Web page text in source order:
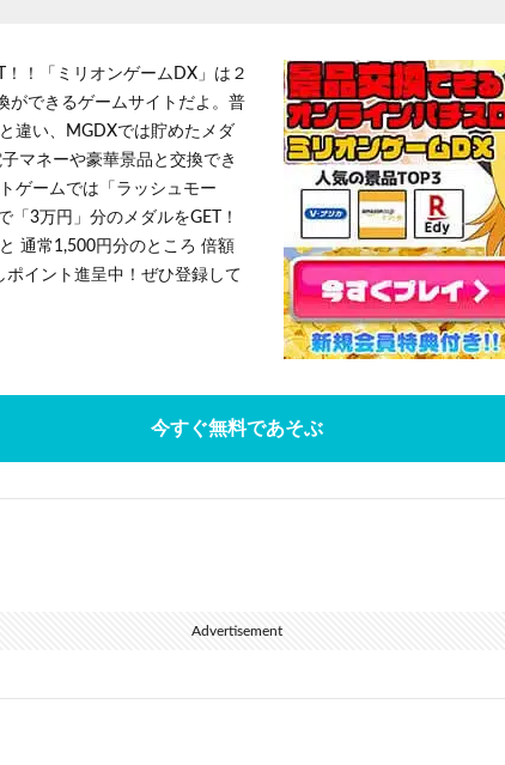
！「ミリオンゲームDX」は２
ができるゲームサイトだよ。普
違い、MGDXでは貯めたメダ
マネーや豪華景品と交換でき
ゲームでは「ラッシュモー
「3万円」分のメダルをGET！
通常1,500円分のところ 倍額
ポイント進呈中！ぜひ登録して
今すぐ無料であそぶ
Advertisement